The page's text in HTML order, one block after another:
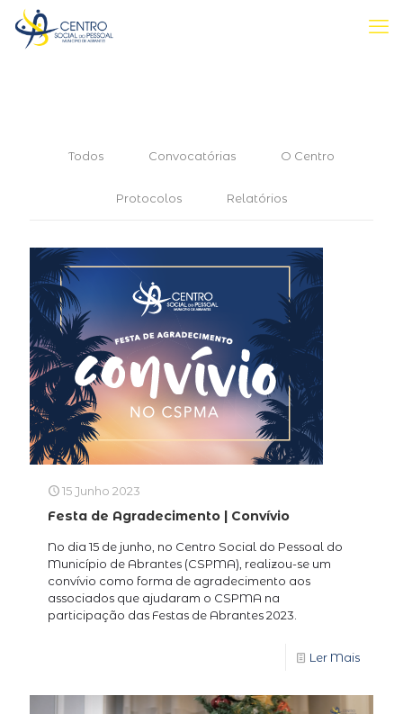
Todos Convocatórias O Centro
Protocolos Relatórios
15 Junho 2023
Festa de Agradecimento | Convívio
No dia 15 de junho, no Centro Social do Pessoal do
Município de Abrantes (CSPMA), realizou-se um
convívio como forma de agradecimento aos
associados que ajudaram o CSPMA na
participação das Festas de Abrantes 2023.
Ler Mais